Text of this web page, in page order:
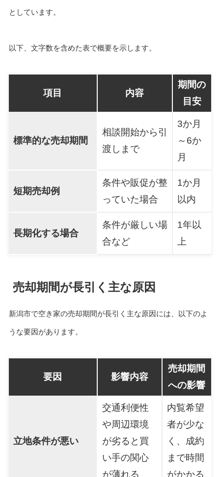
としています。
以下、文字数を含めた表で概要を示します。
項目 内容
期間の
目安
標準的な売却期間
相談開始から引
渡しまで
3か月
～6か
月
短期売却例
条件や販促が整
っていた場合
1か月
以内
長期化する場合
条件が厳しい場
合など
1年以
上
売却期間が長引く主な原因
新潟市で空き家の売却期間が長引く主な原因には、以下のよ
うな要因があります。
要因 影響内容
売却期間
への影響
立地条件が悪い
交通利便性
や周辺環境
が劣ると買
い手の関心
が薄れる
内覧希望
者が少な
く、成約
まで時間
がかかる